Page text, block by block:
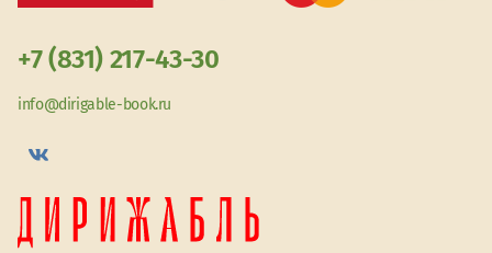
+7 (831) 217-43-30
info@dirigable-book.ru